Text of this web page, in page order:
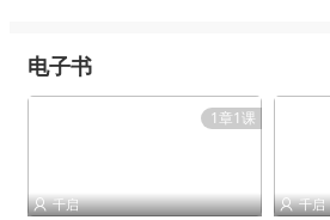
电子书
1章1课
 千启  千启